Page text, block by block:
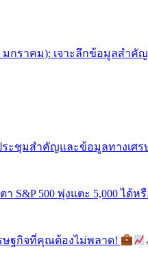
มกราคม): เจาะลึกข้อมูลสำคั
ะชุมสำคัญและข้อมูลทางเศร
S&P 500 พุ่งแตะ 5,000 ได้ห
ษฐกิจที่คุณต้องไม่พลาด!